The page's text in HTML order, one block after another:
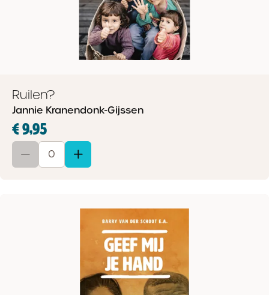
Ruilen?
Jannie Kranendonk-Gijssen
€ 9,95